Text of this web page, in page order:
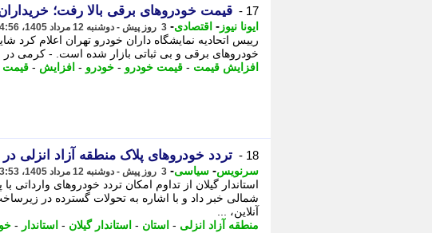
17 - قیمت خودروهای برقی بالا رفت؛
ایونا نیوز - اقتصادی- 3 روز پیش - دوشنبه 12 مرداد 1405، 14:56
رییس اتحادیه نمایشگاه داران خودرو تهران اعلام
خودروهای برقی و بی ثباتی بازار شده است. - کرمی در
افزایش قیمت - قیمت خودرو - خودرو - افزایش - قیمت
18 - تردد خودروهای پلاک منطقه آزاد انزلی
سرنویس- سیاسی- 3 روز پیش - دوشنبه 12 مرداد 1405، 13:53
استاندار گیلان از تداوم امکان تردد خودروهای وارداتی
شمالی خبر داد و با اشاره به تحولات گسترده در
آنلاین، ...
منطقه آزاد انزلی - استان - استاندار گیلان - استاندار -